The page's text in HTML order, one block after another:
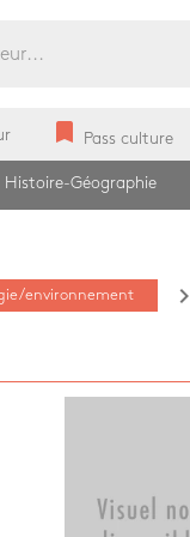
bookmark Pass culture
Histoire-Géographie
environnement navigate_next